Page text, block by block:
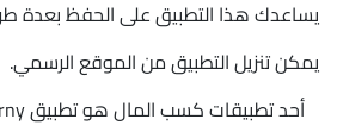
يساعدك هذا التطبيق على الحفظ بعدة
يمكن تنزيل التطبيق من الموقع الرسمي.
أحد تطبيقات كسب المال هو تطبيق Earny.